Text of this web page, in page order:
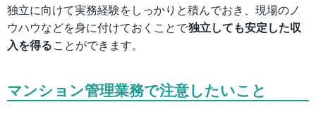
独立に向けて実務経験をしっかりと積んでおき、現場のノ
ウハウなどを身に付けておくことで独立しても安定した収
入を得ることができます。
マンション管理業務で注意したいこと